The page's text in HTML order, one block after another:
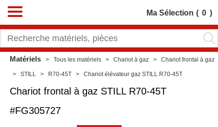
Ma Sélection 0
Matériels Tous les matériels Chariot à gaz Chariot frontal à gaz
STILL R70-45T Chariot élévateur gaz STILL R70-45T
Chariot frontal à gaz STILL R70-45T
#FG305727